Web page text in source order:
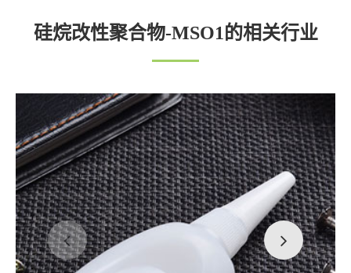
硅烷改性聚合物-MSO1的相关行业